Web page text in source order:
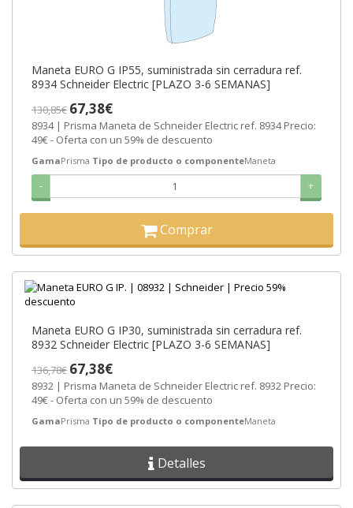
Maneta EURO G IP55, suministrada sin cerradura ref.
8934 Schneider Electric [PLAZO 3-6 SEMANAS]
130,85€ 67,38€
8934 | Prisma Maneta de Schneider Electric ref. 8934 Precio:
49€ - Oferta con un 59% de descuento
GamaPrisma Tipo de producto o componenteManeta
- +
Comprar
Maneta EURO G IP30, suministrada sin cerradura ref.
8932 Schneider Electric [PLAZO 3-6 SEMANAS]
136,78€ 67,38€
8932 | Prisma Maneta de Schneider Electric ref. 8932 Precio:
49€ - Oferta con un 59% de descuento
GamaPrisma Tipo de producto o componenteManeta
Detalles